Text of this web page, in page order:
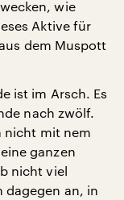
wie
Aktive für
dem Muspott
ist im Arsch. Es
nach zwölf.
nicht mit nem
ganzen
nicht viel
dagegen an, in